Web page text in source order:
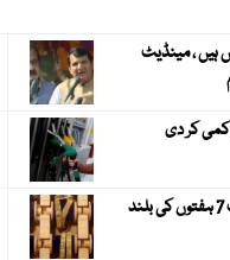
ہیں ، مینڈیٹ
کمی کر دی
عالمی مارکیٹ میں سونا مزید مہنگا ، قیمت 7 ہفتوں کی بلند